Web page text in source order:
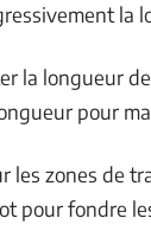
la
la longueur
pour
les zones de
pour fondre